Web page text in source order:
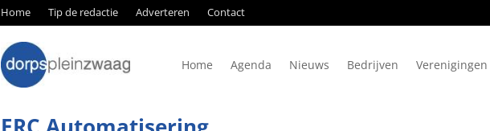
Home Tip de redactie Adverteren Contact
Home Agenda Nieuws Bedrijven Verenigingen